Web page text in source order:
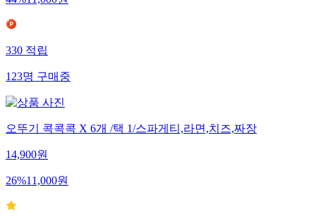
44%11,000원
330적립
123명구매중
오뚜기 콕콕콕 X 6개 /택 1/스파게티,라면,치즈,짜장
14,900원
26%11,000원